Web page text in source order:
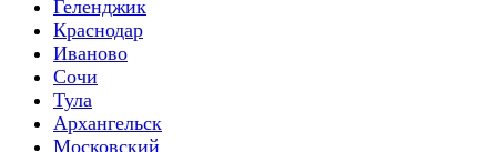
Геленджик
Краснодар
Иваново
Сочи
Тула
Архангельск
Московский